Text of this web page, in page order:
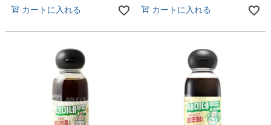
カートに入れる カートに入れる